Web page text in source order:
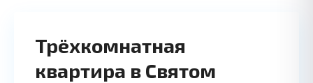
Трёхкомнатная
квартира в Святом